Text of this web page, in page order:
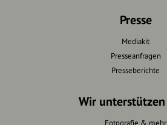
Presse
Mediakit
Presseanfragen
Presseberichte
Wir unterstützen
Fotografie & mehr